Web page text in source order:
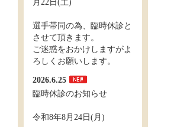
選手帯同の為、臨時休診と
させて頂きます。
ご迷惑をおかけしますがよ
ろしくお願いします。
2026.6.25
臨時休診のお知らせ
令和8年8月24日(月)